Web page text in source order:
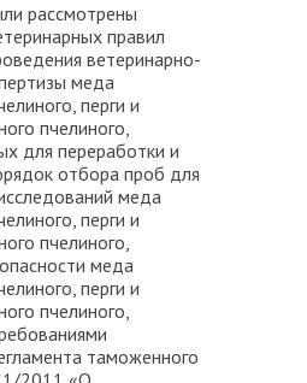
рассмотрены
правил
ветеринарно-
меда
перги и
пчелиного,
для переработки и
отбора проб для
меда
перги и
пчелиного,
меда
перги и
пчелиного,
таможенного